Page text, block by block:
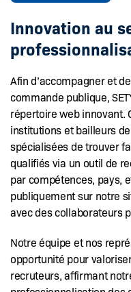
Innovation au
Afin d’accompagner et
commande publique,
répertoire web innovant.
institutions et bailleurs
spécialisées de trouver
qualifiés via un outil de
par compétences, pays,
publiquement sur notre
avec des collaborateurs
Notre équipe et nos
opportunité pour
recruteurs, affirmant